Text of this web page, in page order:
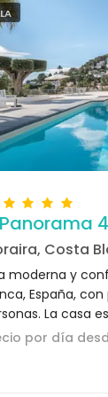
Panorama
Costa
moderna y
España,
La casa
y
por día